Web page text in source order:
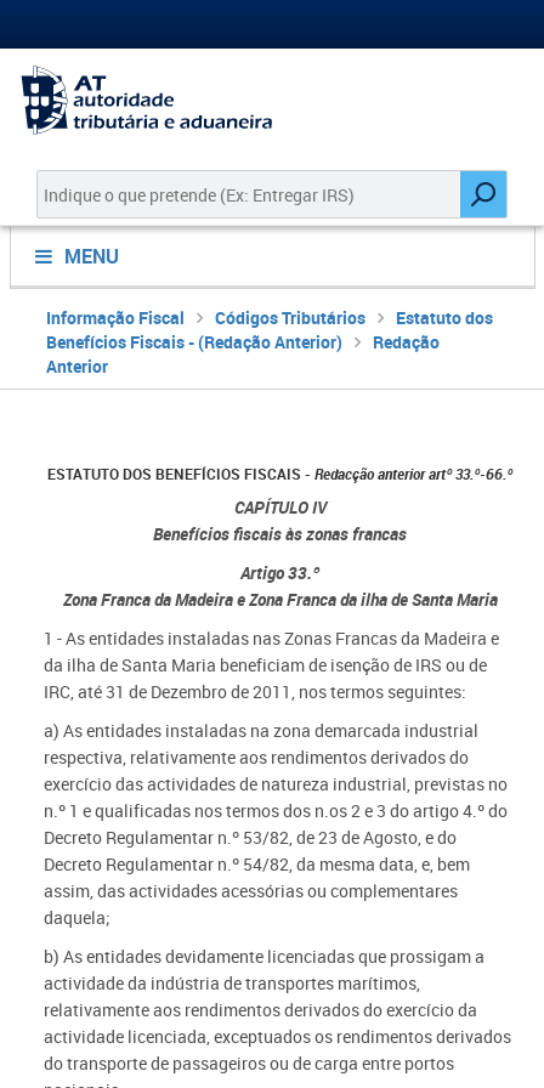
MENU
Informação Fiscal Códigos Tributários
Estatuto dos
Benefícios Fiscais - (Redação Anterior)
Redação
Anterior
ESTATUTO DOS BENEFÍCIOS FISCAIS - Redacção anterior artº 33.º-66.º
CAPÍTULO IV
Benefícios fiscais às zonas francas
Artigo 33.º
Zona Franca da Madeira e Zona Franca da ilha de Santa Maria
1 - As entidades instaladas nas Zonas Francas da Madeira e
da ilha de Santa Maria beneficiam de isenção de IRS ou de
IRC, até 31 de Dezembro de 2011, nos termos seguintes:
a) As entidades instaladas na zona demarcada industrial
respectiva, relativamente aos rendimentos derivados do
exercício das actividades de natureza industrial, previstas no
n.º 1 e qualificadas nos termos dos n.os 2 e 3 do artigo 4.º do
Decreto Regulamentar n.º 53/82, de 23 de Agosto, e do
Decreto Regulamentar n.º 54/82, da mesma data, e, bem
assim, das actividades acessórias ou complementares
daquela;
b) As entidades devidamente licenciadas que prossigam a
actividade da indústria de transportes marítimos,
relativamente aos rendimentos derivados do exercício da
actividade licenciada, exceptuados os rendimentos derivados
do transporte de passageiros ou de carga entre portos